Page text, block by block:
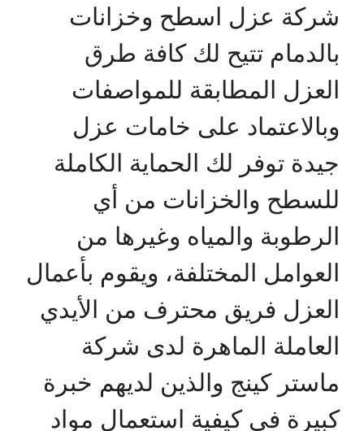
شركة عزل اسطح وخزانات
بالدمام تتيح لك كافة طرق
العزل المطابقة للمواصفات
وبالاعتماد على خامات عزل
جيدة توفر لك الحماية الكاملة
للسطح والخزانات من أي
الرطوبة والمياه وغيرها من
العوامل المختلفة، ويقوم بأعمال
العزل فريق محترف من الأيدي
العاملة الماهرة لدى شركة
ماستر كينج والذين لديهم خبرة
كبيرة في كيفية استعمال مواد